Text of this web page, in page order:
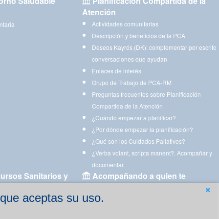
aceptas su uso.
Atención
Actividades comunitarias
Descripción y beneficios de la PCA
Deseos Kayrós (DK): complementar por escrito
conversaciones que ayudan
Enlaces de interés
Grupo de Trabajo de PCA-RM
Preguntas frecuentes sobre Planificación
Compartida de la Atención
¿Cuándo empezar a planificar?
¿Por dónde empezar la planificación?
¿Qué son los Cuidados Paliativos?
¿Verba volant, scripta manent?. Acompañar y
documentar.
Sanitarios y
Acompañando a quien te
Aplicaciones para descargar